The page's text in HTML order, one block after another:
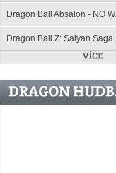
Dragon Ball Absalon - NO
Dragon Ball Z: Saiyan Saga